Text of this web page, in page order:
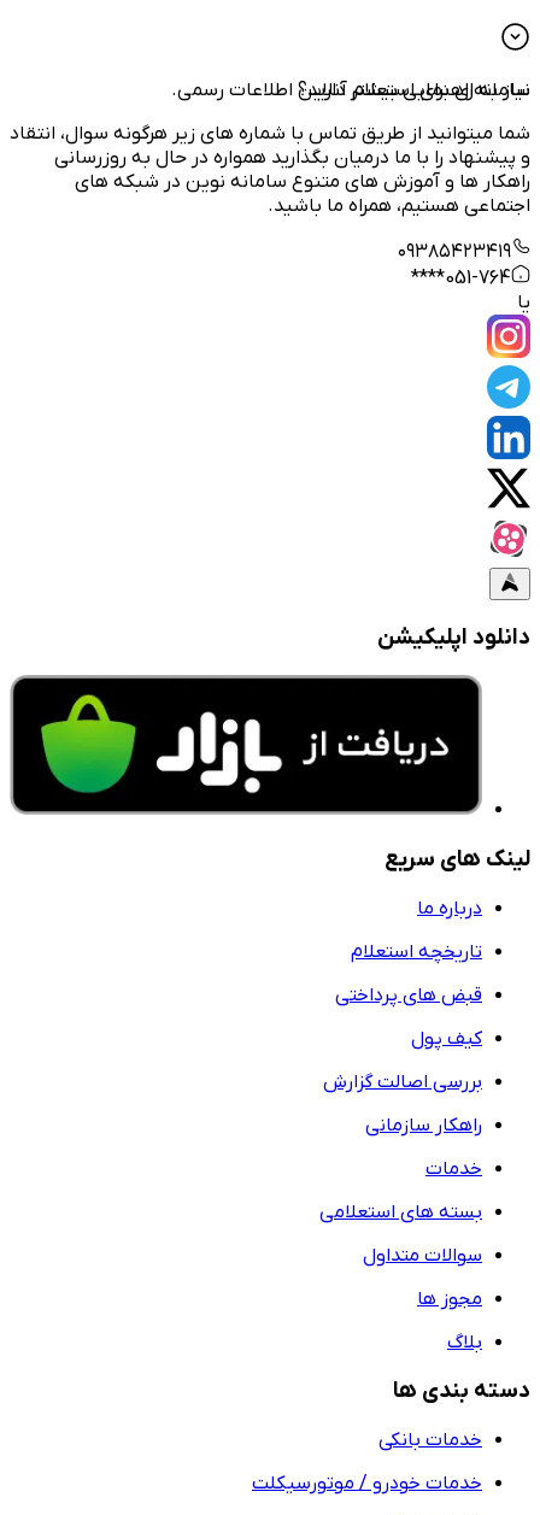
سامانه‌ای برای استعلام آنلاین اطلاعات رسمی.
نیاز به راهنمایی بیشتر دارید؟
شما میتوانید از طریق تماس با شماره های زیر هرگونه سوال، انتقاد
و پیشنهاد را با ما درمیان بگذارید همواره در حال به روزرسانی
راهکار ها و آموزش های متنوع سامانه نوین در شبکه های
اجتماعی هستیم، همراه ما باشید.
۰۹۳۸۵۴۲۳۴۱۹
051-764****
یا
دانلود اپلیکیشن
لینک های سریع
درباره ما
تاریخچه استعلام
قبض های پرداختی
کیف پول
بررسی اصالت گزارش
راهکار سازمانی
خدمات
بسته های استعلامی
سوالات متداول
مجوز ها
بلاگ
دسته بندی ها
خدمات بانکی
خدمات خودرو / موتورسیکلت